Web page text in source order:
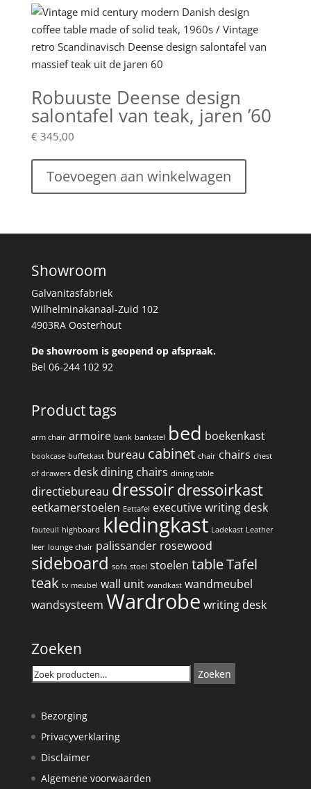
Robuuste Deense design
salontafel van teak, jaren ’60
€ 345,00
Toevoegen aan winkelwagen
Showroom
Galvanitasfabriek
Wilhelminakanaal-Zuid 102
4903RA Oosterhout
De showroom is geopend op afspraak.
Bel 06-244 102 92
Product tags
arm chair armoire bank bankstel bed boekenkast
bookcase buffetkast bureau cabinet chair chairs chest
of drawers desk dining chairs dining table
directiebureau dressoirdressoirkast
eetkamerstoelen Eettafel executive writing desk
fauteuil highboard kledingkast Ladekast Leather
leer lounge chair palissander rosewood
sideboard sofa stoel stoelen tableTafel
teak tv meubel wall unit wandkast wandmeubel
wandsysteem Wardrobe writing desk
Zoeken
Zoeken
naar:
Zoeken
Bezorging
Privacyverklaring
Disclaimer
Algemene voorwaarden